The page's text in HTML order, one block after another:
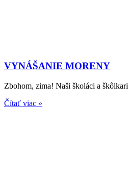
VYNÁŠANIE MORENY
Zbohom, zima! Naši školáci a
Čítať viac »